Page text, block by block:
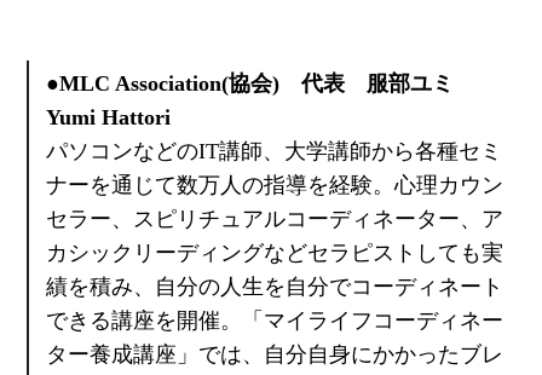
●MLC Association(協会) 代表 服部ユミ
Yumi Hattori
パソコンなどのIT講師、大学講師から各種セミ
ナーを通じて数万人の指導を経験。心理カウン
セラー、スピリチュアルコーディネーター、ア
カシックリーディングなどセラピストしても実
績を積み、自分の人生を自分でコーディネート
できる講座を開催。「マイライフコーディネー
ター養成講座」では、自分自身にかかったブレ